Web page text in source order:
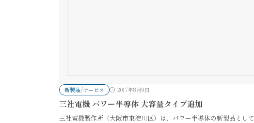
新製品/サービス 2017年8月9日
三社電機 パワー半導体 大容量タイプ追加
三社電機製作所（大阪市東淀川区）は、パワー半導体の新製品と